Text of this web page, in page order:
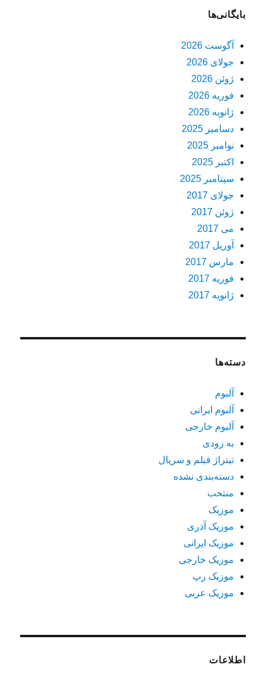
بایگانی‌ها
آگوست 2026
جولای 2026
ژوئن 2026
فوریه 2026
ژانویه 2026
دسامبر 2025
نوامبر 2025
اکتبر 2025
سپتامبر 2025
جولای 2017
ژوئن 2017
می 2017
آوریل 2017
مارس 2017
فوریه 2017
ژانویه 2017
دسته‌ها
آلبوم
آلبوم ایرانی
آلبوم خارجی
به زودی
تیتراژ فیلم و سریال
دسته‌بندی نشده
منتخب
موزیک
موزیک آذری
موزیک ایرانی
موزیک خارجی
موزیک رپ
موزیک عربی
اطلاعات